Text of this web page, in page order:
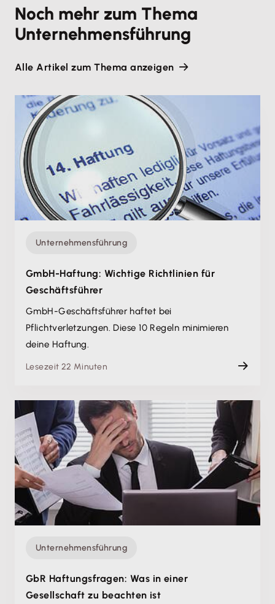
Noch mehr zum Thema
Unternehmensführung
Alle Artikel zum Thema anzeigen
Unternehmensführung
GmbH-Haftung: Wichtige Richtlinien für
Geschäftsführer
GmbH-Geschäftsführer haftet bei
Pflichtverletzungen. Diese 10 Regeln minimieren
deine Haftung.
Lesezeit 22 Minuten
Unternehmensführung
GbR Haftungsfragen: Was in einer
Gesellschaft zu beachten ist